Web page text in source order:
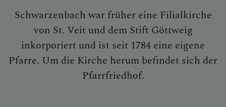
KONTAKT
PFARRVERBANDSBLÄTT
ER
Schwarzenbach war früher eine Filialkirche
von St. Veit und dem Stift Göttweig
inkorporiert und ist seit 1784 eine eigene
Pfarre. Um die Kirche herum befindet sich der
Pfarrfriedhof.